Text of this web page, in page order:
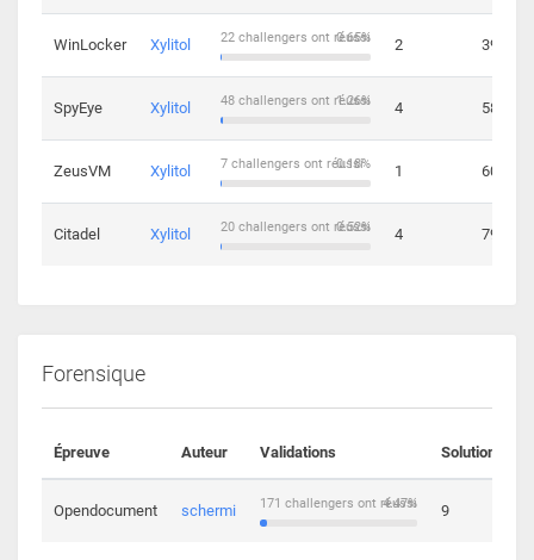
WinLocker Xylitol 0.65%
22 challengers ont réussi 2 39
SpyEye Xylitol 1.26%
48 challengers ont réussi 4 58
ZeusVM Xylitol 0.18%
7 challengers ont réussi 1 60
Citadel Xylitol 0.52%
20 challengers ont réussi 4 79
Forensique
Épreuve Auteur Validations Solutions
Opendocument schermi 4.47%
171 challengers ont réussi 9